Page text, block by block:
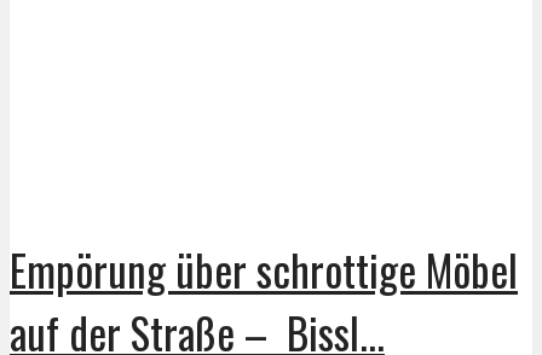
Empörung über schrottige Möbel
auf der Straße – Bissl...